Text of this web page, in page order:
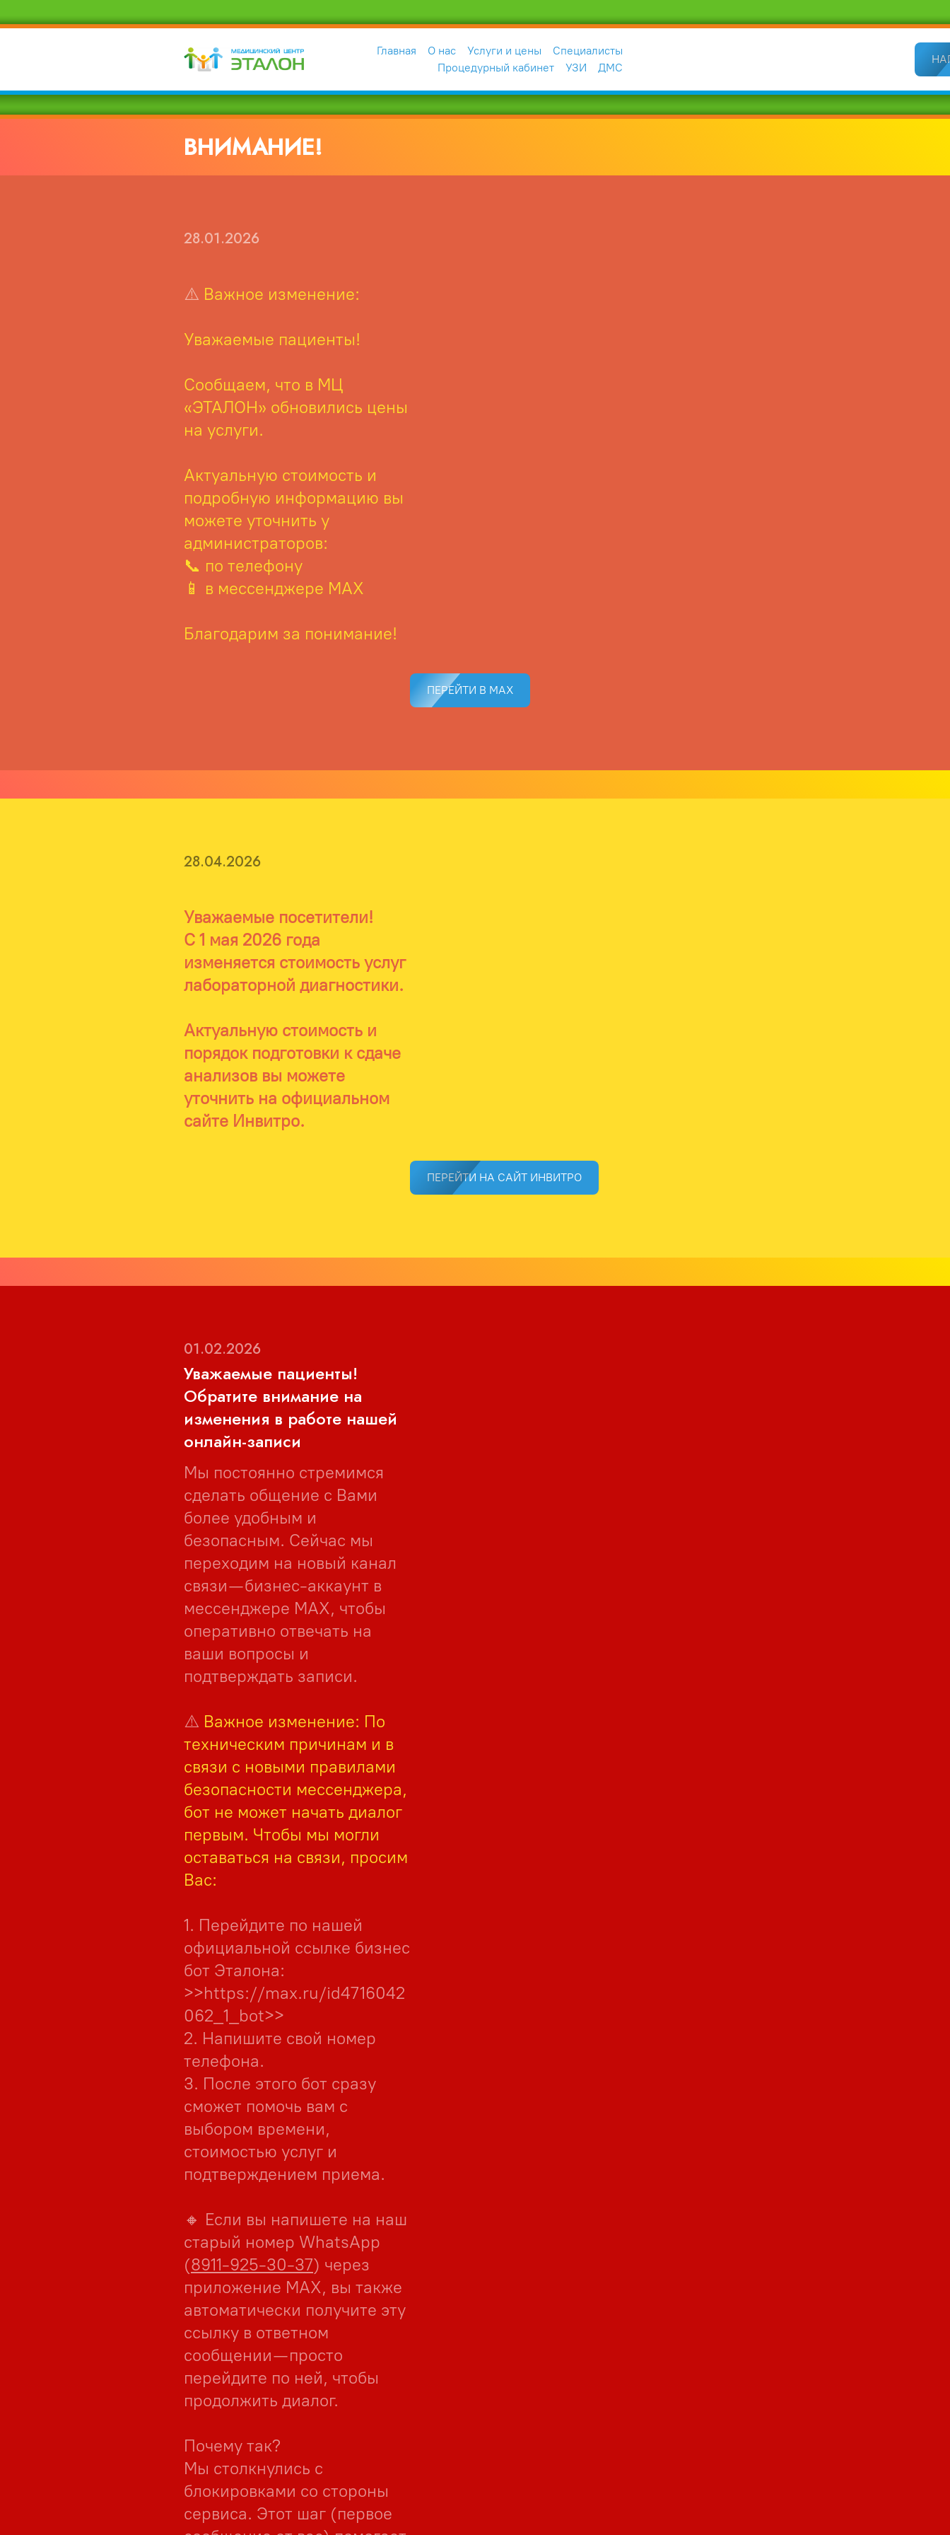
Главная О нас Услуги и цены
Специалисты
Процедурный кабинет
УЗИ ДМС
ВНИМАНИЕ!
28.01.2026
⚠️ Важное изменение:
Уважаемые пациенты!
Сообщаем, что в МЦ
«ЭТАЛОН» обновились цены
на услуги.
Актуальную стоимость и
подробную информацию вы
можете уточнить у
администраторов:
📞 по телефону
📱 в мессенджере MAX
Благодарим за понимание!
ПЕРЕЙТИ В MAX
28.04.2026
Уважаемые посетители!
С 1 мая 2026 года
изменяется стоимость услуг
лабораторной диагностики.
Актуальную стоимость и
порядок подготовки к сдаче
анализов вы можете
уточнить на официальном
сайте Инвитро.
ПЕРЕЙТИ НА САЙТ ИНВИТРО
01.02.2026
Уважаемые пациенты!
Обратите внимание на
изменения в работе нашей
онлайн-записи
Мы постоянно стремимся
сделать общение с Вами
более удобным и
безопасным. Сейчас мы
переходим на новый канал
связи — бизнес-аккаунт в
мессенджере MАХ, чтобы
оперативно отвечать на
ваши вопросы и
подтверждать записи.
⚠️ Важное изменение: По
техническим причинам и в
связи с новыми правилами
безопасности мессенджера,
бот не может начать диалог
первым. Чтобы мы могли
оставаться на связи, просим
Вас:
1. Перейдите по нашей
официальной ссылке бизнес
бот Эталона:
>>https://max.ru/id4716042
062_1_bot>>
2. Напишите свой номер
телефона.
3. После этого бот сразу
сможет помочь вам с
выбором времени,
стоимостью услуг и
подтверждением приема.
🔸 Если вы напишете на наш
старый номер WhatsApp
(8911-925-30-37) через
приложение MАХ, вы также
автоматически получите эту
ссылку в ответном
сообщении — просто
перейдите по ней, чтобы
продолжить диалог.
Почему так?
Мы столкнулись с
блокировками со стороны
сервиса. Этот шаг (первое